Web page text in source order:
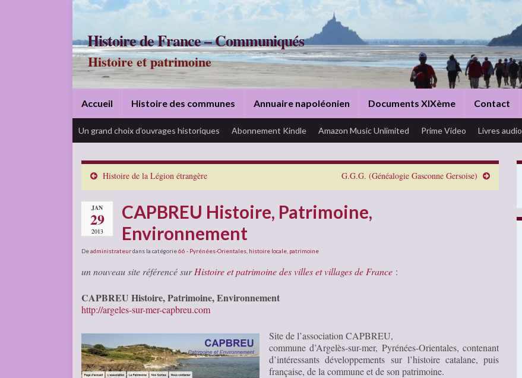
Histoire de France – Communiqués
Histoire et patrimoine
Accueil Histoire des communes Annuaire napoléonien Documents XIXème Contact
Un grand choix d’ouvrages historiques Abonnement Kindle Amazon Music Unlimited Prime Video Livres
Histoire de la Légion étrangère G.G.G. (Généalogie Gasconne Gersoise)
JAN
29
2013
CAPBREU Histoire, Patrimoine,
Environnement
Deadministrateurdans la catégorie66 - Pyrénées-Orientales histoire locale patrimoine
un nouveau site référencé surHistoire et patrimoine des villes et villages de France :
CAPBREU Histoire, Patrimoine, Environnement
http://argeles-sur-mer-capbreu.com
Site de l’association CAPBREU,
commune d’Argelès-sur-mer, Pyrénées-Orientales, contenant
d’intéressants développements sur l’histoire catalane, puis
française, de la commune et de son patrimoine.